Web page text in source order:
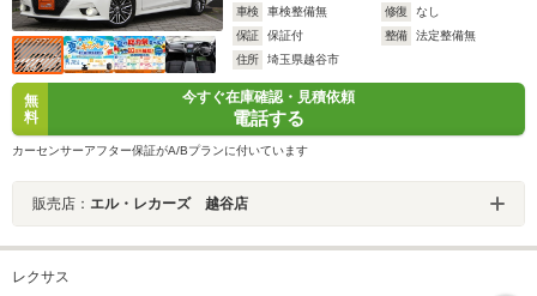
車検
車検整備無 修復
なし
保証
保証付 整備
法定整備無
住所
埼玉県越谷市
無
料
今すぐ在庫確認・見積依頼
電話する
カーセンサーアフター保証がA/Bプランに付いています
販売店： エル・レカーズ 越谷店
レクサス